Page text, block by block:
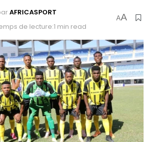
AFRICASPORT
de lecture:1 min read
AA